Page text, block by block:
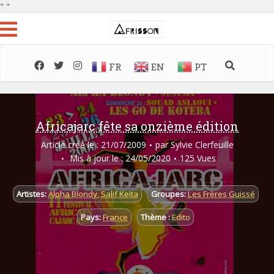
" "
FR EN PT
Africajarc fête sa onzième édition
Article créé le : 21/07/2009 par Sylvie Clerfeuille
Mis à jour le : 24/05/2020
125 Vues
Artistes:Alpha Blondy,Salif Keïta Groupes:Les Frères Guissé
Pays:France Thème :Edito